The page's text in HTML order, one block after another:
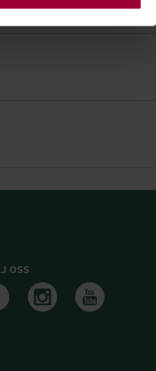
OSS
oss på
Följ oss
Följ